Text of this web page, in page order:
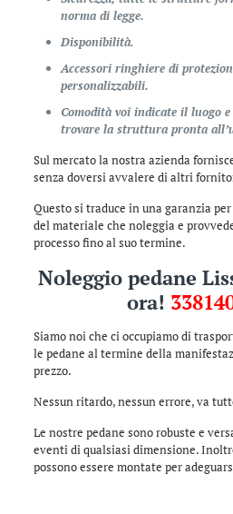
norma di legge.
Disponibilità.
Accessori ringhiere di
personalizzabili.
Comodità voi indicate il luogo
trovare la struttura pronta
Sul mercato la nostra azienda
senza doversi avvalere di altri
Questo si traduce in una garanzia
del materiale che noleggia e
processo fino al suo termine.
Noleggio pedane
ora!
Siamo noi che ci occupiamo di
le pedane al termine della
prezzo.
Nessun ritardo, nessun errore, va
Le nostre pedane sono robuste e
eventi di qualsiasi dimensione.
possono essere montate per